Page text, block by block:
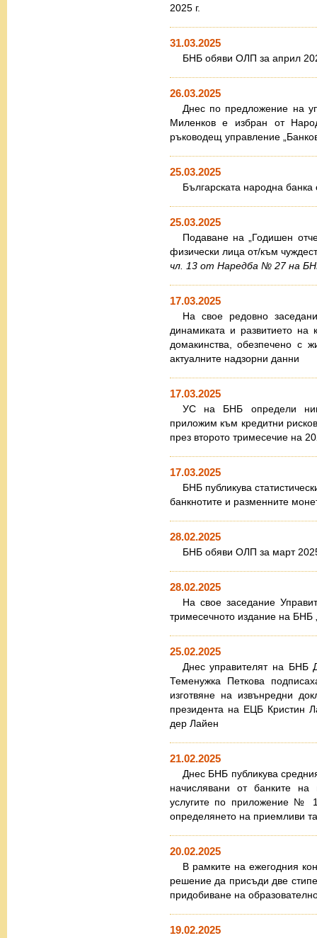
2025 г.
31.03.2025
БНБ обяви ОЛП за април
26.03.2025
Днес по предложение на
Миленков е избран от
ръководещ управление
25.03.2025
Българската народна банка
25.03.2025
Подаване на „Годишен
физически лица от/към
чл. 13 от Наредба № 27 на
17.03.2025
На свое редовно
динамиката и развитието на
домакинства, обезпечено
актуалните надзорни данни
17.03.2025
УС на БНБ определи
приложим към кредитни
през второто тримесечие на
17.03.2025
БНБ публикува
банкнотите и разменните
28.02.2025
БНБ обяви ОЛП за март
28.02.2025
На свое заседание
тримесечното издание на БНБ
25.02.2025
Днес управителят на БНБ
Теменужка Петкова
изготвяне на извънредни
президента на ЕЦБ Кристин
дер Лайен
21.02.2025
Днес БНБ публикува
начислявани от банките на
услугите по приложение
определянето на приемливи
20.02.2025
В рамките на ежегодния
решение да присъди две
придобиване на
19.02.2025